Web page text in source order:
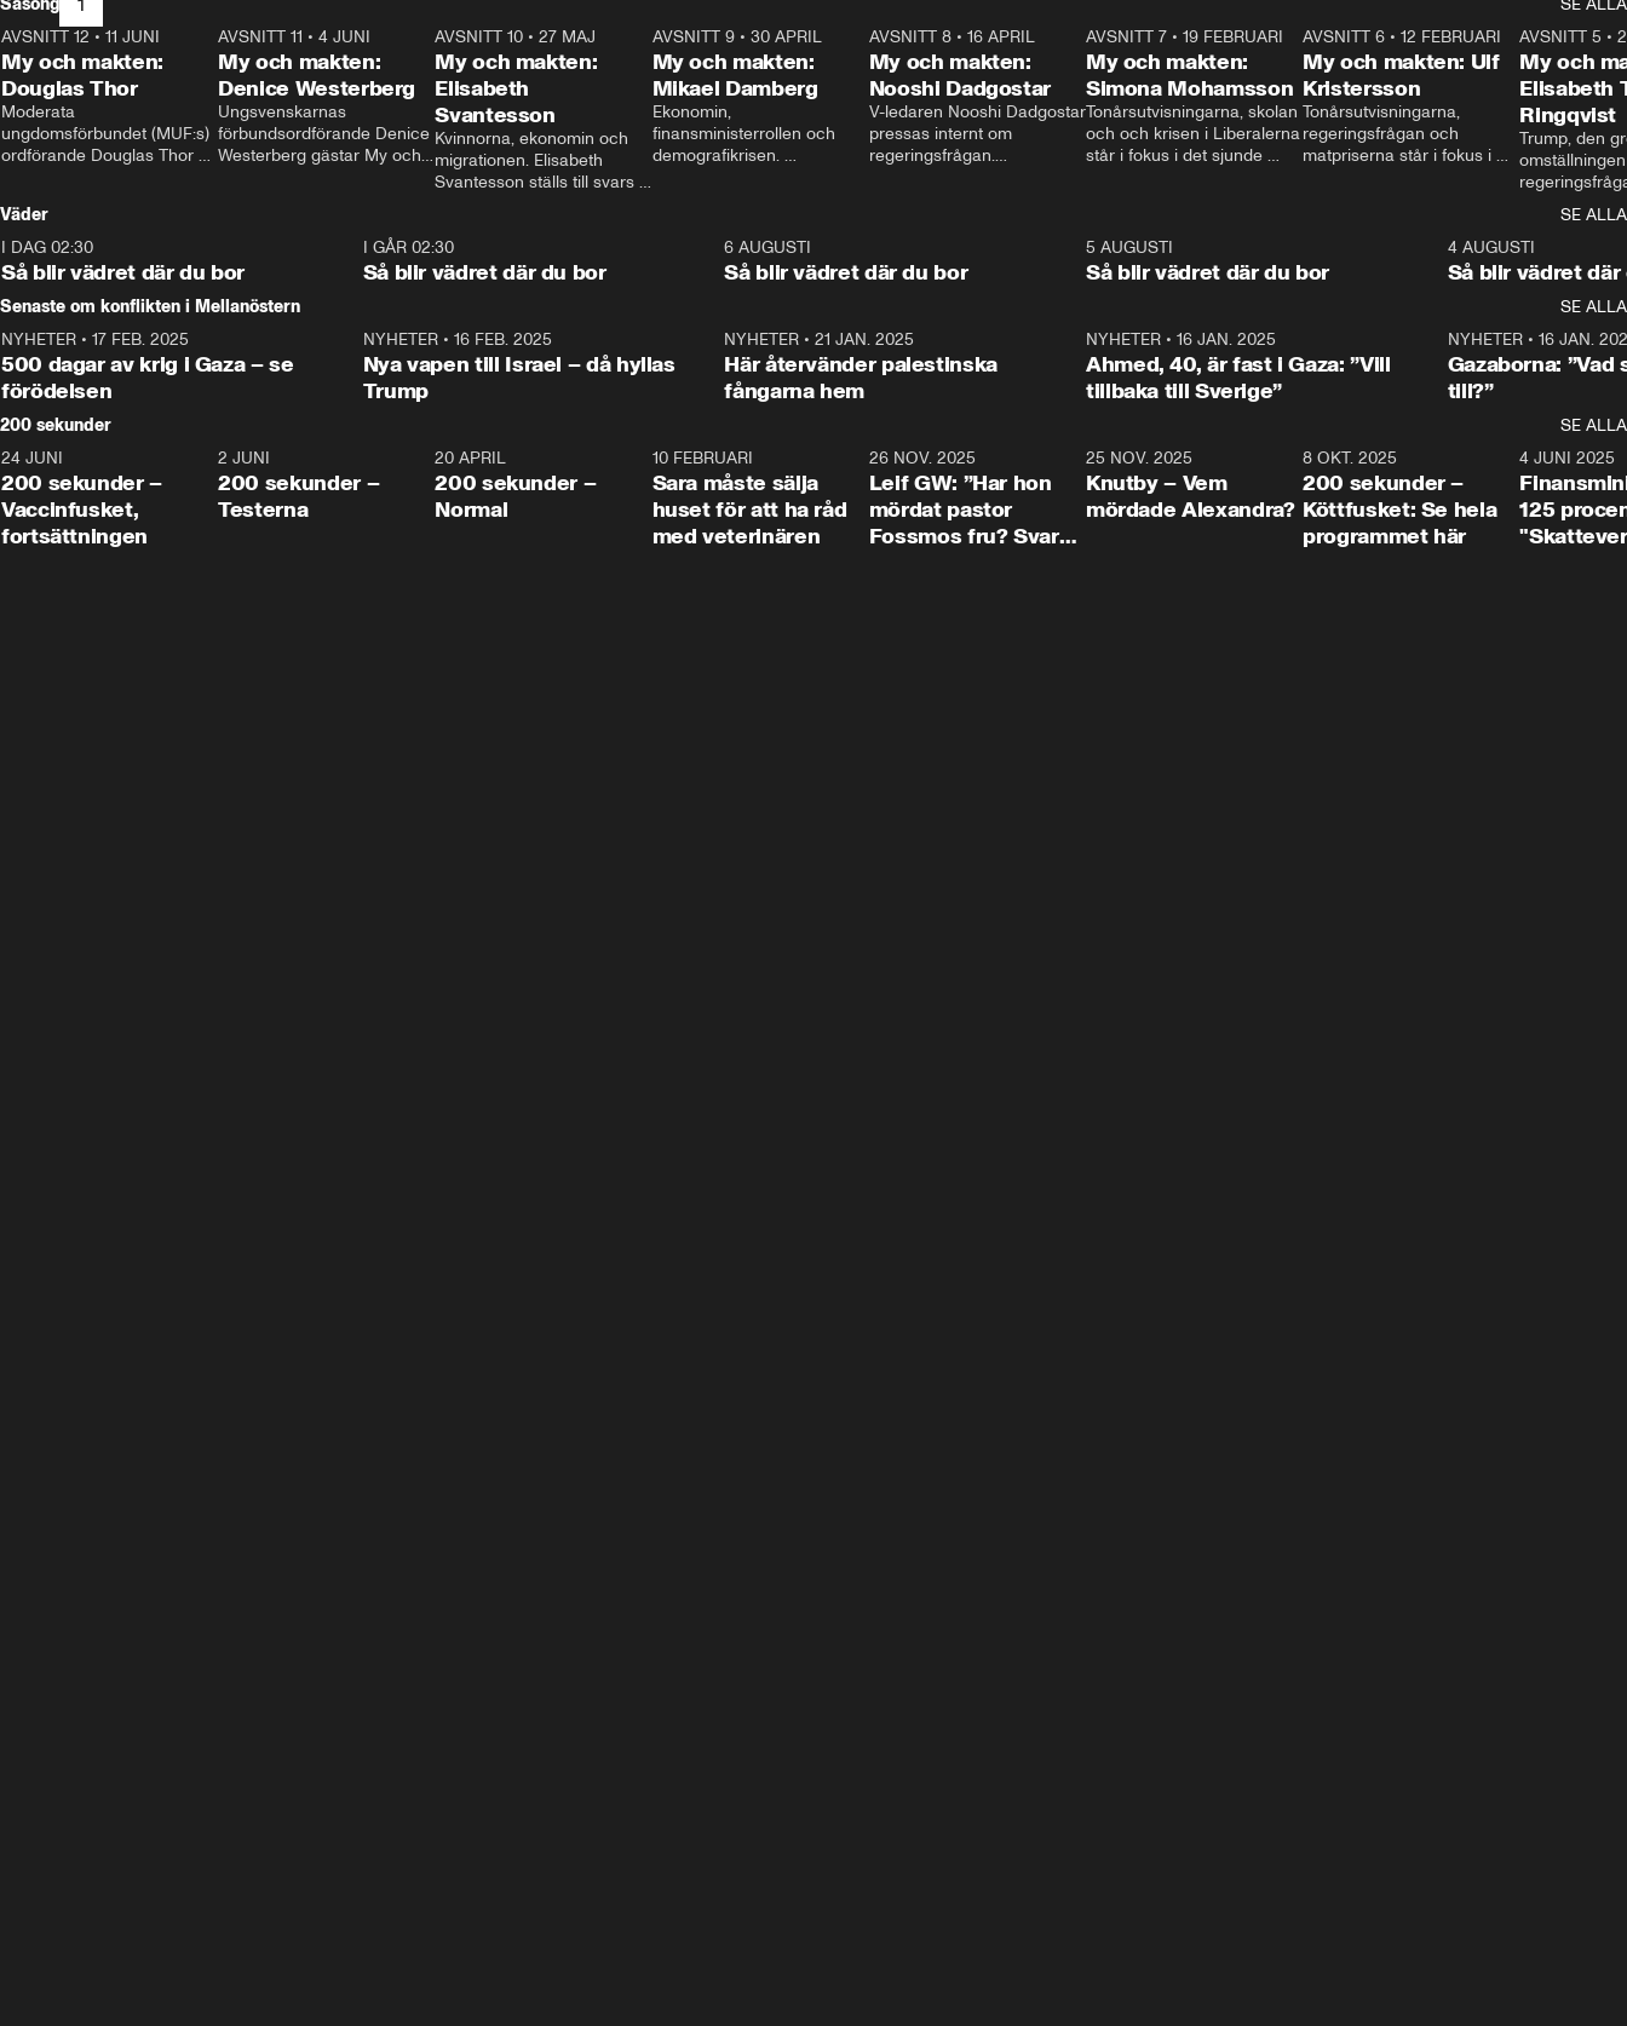
26:27
AVSNITT 12 • 11 JUNI
My och makten:
Douglas Thor
Moderata
ungdomsförbundet (MUF:s)
ordförande Douglas Thor
tonårsutvisningarna och hur
Moderaterna ska locka
väljare till valet i höst.
23:40
AVSNITT 11 •4 JUNI
My och makten:
Denice Westerberg
Ungsvenskarnas
förbundsordförande Denice
Westerberg gästar My och
AVSNITT 10 •27 MAJ
My och makten:
Elisabeth
Svantesson
Kvinnorna, ekonomin och
migrationen. Elisabeth
Svantesson ställs till svars
AVSNITT 9• 30 APRIL
My och makten:
Mikael Damberg
Ekonomin,
finansministerrollen och
demografikrisen.
och Makten.
AVSNITT 8• 16 APRIL
My och makten:
Nooshi Dadgostar
V-ledaren Nooshi Dadgostar
pressas internt om
regeringsfrågan.
– Vi ställer upp i val. Ska vi
vara med så sitter vi förstås
24:30
AVSNITT 7• 19 FEBRUARI
My och makten:
Simona Mohamsson
Tonårsutvisningarna, skolan
och och krisen i Liberalerna
står i fokus i det sjunde
kommentator My
Rohwedder ställer
utbildnings- och
Mohamsson till svars.
27:30
AVSNITT 6 •12 FEBRUARI
My och makten: Ulf
Kristersson
Tonårsutvisningarna,
regeringsfrågan och
matpriserna står i fokus i
Rohwedder ställer
statsminister Ulf Kristersson
AVSNITT 5 •
My och
Elisabeth
Ringqvist
Trump, den
centrum i
avsnittet av
Makten”. Se
Aftonbladets
Rohwedder
Thand Ring
Väder
SE ALLA
I DAG 02:30
Så blir vädret där du bor
1:06
I GÅR 02:30
Så blir vädret där du bor
6 AUGUSTI
Så blir vädret där du bor
5 AUGUSTI
Så blir vädret där du bor
4 AUGUSTI
Så blir vädret där
Senaste om konflikten i Mellanöstern
SE ALLA
NYHETER • 17 FEB. 2025
500 dagar av krig i Gaza – se
förödelsen
NYHETER• 16 FEB. 2025
Nya vapen till Israel – då hyllas
Trump
NYHETER •21 JAN. 2025
Här återvänder palestinska
fångarna hem
NYHETER• 16 JAN. 2025
Ahmed, 40, är fast i Gaza: ”Vill
tillbaka till Sverige”
NYHETER• 16 JAN.
Gazaborna:
till?”
200 sekunder
SE ALLA
5:00
24 JUNI
200 sekunder –
Vaccinfusket,
fortsättningen
4:23
2 JUNI
200 sekunder –
Testerna
20 APRIL
200 sekunder –
Normal
10 FEBRUARI
Sara måste sälja
huset för att ha råd
med veterinären
26 NOV. 2025
Leif GW: ”Har hon
mördat pastor
Fossmos fru? Svar
31:05
25 NOV. 2025
Knutby – Vem
mördade Alexandra?
4:29
8 OKT. 2025
200 sekunder –
Köttfusket: Se hela
programmet här
4 JUNI 2025
125